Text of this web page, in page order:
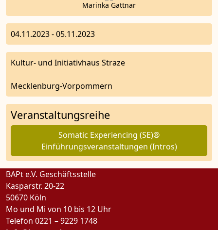
Marinka Gattnar
04.11.2023 - 05.11.2023
Kultur- und Initiativhaus Straze
Mecklenburg-Vorpommern
Veranstaltungsreihe
Somatic Experiencing (SE)®
Einführungsveranstaltungen (Intros)
BAPt e.V. Geschäftsstelle
Kasparstr. 20-22
50670 Köln
Mo und Mi von 10 bis 12 Uhr
Telefon 0221 – 9229 1748